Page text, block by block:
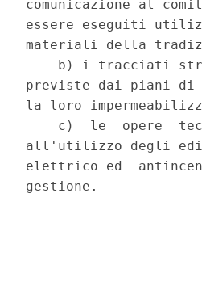
comunicazione al
essere eseguiti
materiali della
b) i tracciati
previste dai piani di
la loro
c)  le  opere
all'utilizzo degli
elettrico ed